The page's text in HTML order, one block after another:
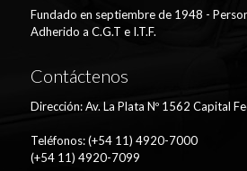
Fundado en septiembre de 1948 -
Adherido a C.G.T e I.T.F.
Contáctenos
Dirección: Av. La Plata Nº 1562 Capital
Teléfonos: (+54 11) 4920-7000
(+54 11) 4920-7099